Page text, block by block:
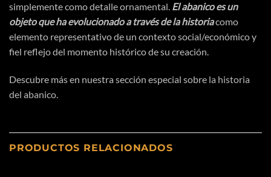
simplemente como detalle ornamental. El abanico es un
objeto que ha evolucionado atravésde la historiacomo
elemento representativo de un contexto social/económicoy
fiel reflejo del momento históricode su creación.
Descubre más en nuestra sección especial sobre la historia
del abanico.
PRODUCTOS RELACIONADOS